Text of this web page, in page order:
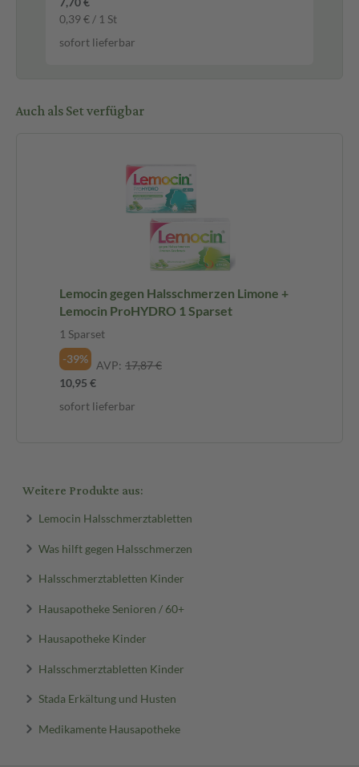
0,39 € / 1 St
sofort lieferbar
Auch als Set verfügbar
Lemocin gegen Halsschmerzen Limone +
Lemocin ProHYDRO 1 Sparset
1 Sparset
-39%
AVP: 17,87 €
10,95 €
sofort lieferbar
Weitere Produkte aus:
Lemocin Halsschmerztabletten
Was hilft gegen Halsschmerzen
Halsschmerztabletten Kinder
Hausapotheke Senioren / 60+
Hausapotheke Kinder
Halsschmerztabletten Kinder
Stada Erkältung und Husten
Medikamente Hausapotheke